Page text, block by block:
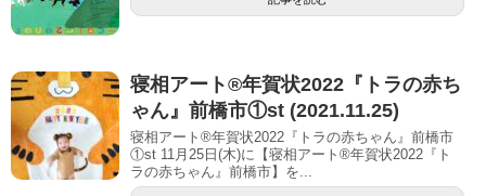
寝相アート®︎年賀状2022『トラの赤ち
ゃん』前橋市①st (2021.11.25)
寝相アート®年賀状2022『トラの赤ちゃん』前橋市
①st 11月25日(木)に【寝相アート®︎年賀状2022『ト
ラの赤ちゃん』前橋市】を...